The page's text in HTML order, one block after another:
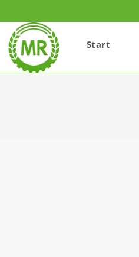
Start